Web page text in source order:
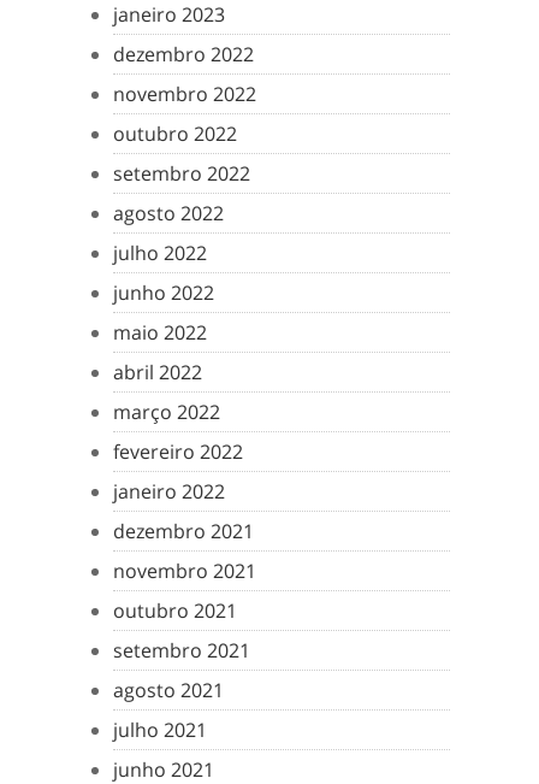
janeiro 2023
dezembro 2022
novembro 2022
outubro 2022
setembro 2022
agosto 2022
julho 2022
junho 2022
maio 2022
abril 2022
março 2022
fevereiro 2022
janeiro 2022
dezembro 2021
novembro 2021
outubro 2021
setembro 2021
agosto 2021
julho 2021
junho 2021